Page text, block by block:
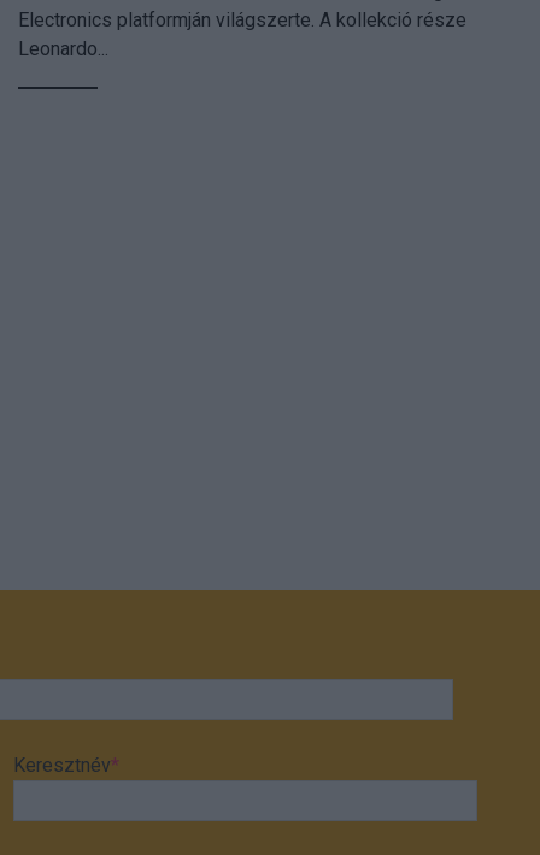
Electronics platformján világszerte. A kollekció része
Leonardo...
Keresztnév*